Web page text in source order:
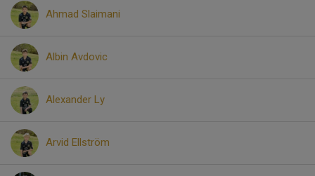
Ahmad Slaimani
Albin Avdovic
Alexander Ly
Arvid Ellström